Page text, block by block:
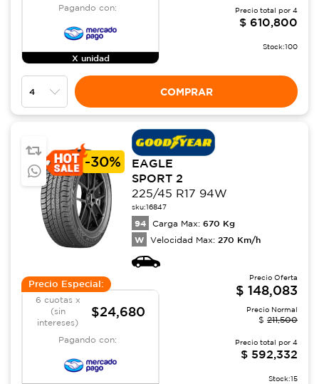
Pagando con:
X unidad
Precio total por 4
$ 610,800
Stock:100
COMPRAR
-30%
EAGLE
SPORT 2
225/45 R17 94W
sku:16847
94 Carga Max: 670 Kg
W Velocidad Max: 270 Km/h
Precio Especial:
6 cuotas x
(sin
intereses)
$24,680
Pagando con:
Precio Oferta
$ 148,083
Precio Normal
$ 211,500
Precio total por 4
$ 592,332
Stock:15